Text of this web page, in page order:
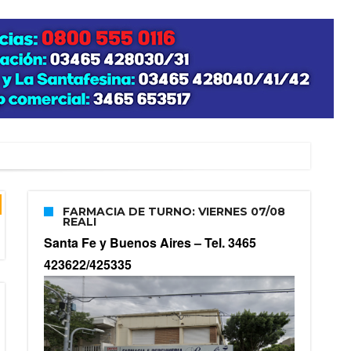
FARMACIA DE TURNO: VIERNES 07/08
REALI
Santa Fe y Buenos Aires –Tel. 3465
423622/425335